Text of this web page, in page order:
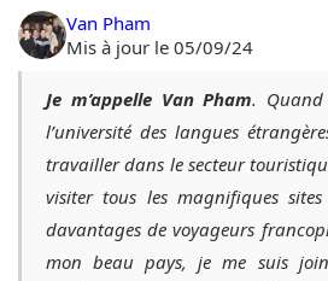
Van Pham
Mis à jour le 05/09/24
Je m’appelle Van Pham. Quand
l’université des langues
travailler dans le secteur
visiter tous les magnifiques
davantages de voyageurs
mon beau pays, je me suis